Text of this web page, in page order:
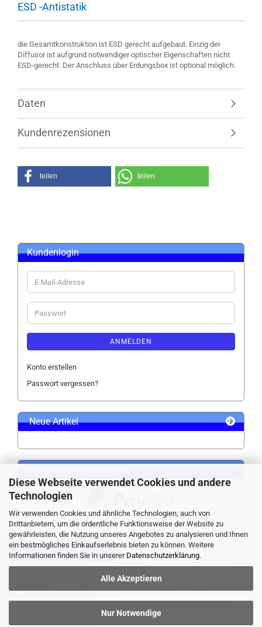
Diese Webseite verwendet Cookies und andere
Technologien
Wir verwenden Cookies und ähnliche Technologien, auch von
Drittanbietern, um die ordentliche Funktionsweise der Website zu
gewährleisten, die Nutzung unseres Angebotes zu analysieren und Ihnen
ein bestmögliches Einkaufserlebnis bieten zu können. Weitere
Informationen finden Sie in unserer Datenschutzerklärung.
Alle Akzeptieren
Nur Notwendige
ESD -Antistatik
die Gesamtkonstruktion ist ESD gerecht aufgebaut. Einzig der
Diffusor ist aufgrund notwendiger optischer Eigenschaften nicht
ESD-gerecht. Der Anschluss über Erdungsbox ist optional möglich.
Daten
Kundenrezensionen
teilen teilen
Kundenlogin
E-
Mail-
Adresse
Passwort
ANMELDEN
Konto erstellen
Passwort vergessen?
Neue Artikel
VERTRAG WIDERRUFEN
Liefer- und Versandkosten